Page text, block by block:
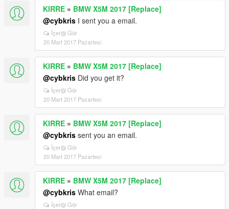
KIRRE » BMW X5M 2017 [Replace]
@cybkris I sent you a email.
İçeriği Gör
20 Mart 2017 Pazartesi
KIRRE » BMW X5M 2017 [Replace]
@cybkris Did you get it?
İçeriği Gör
20 Mart 2017 Pazartesi
KIRRE » BMW X5M 2017 [Replace]
@cybkris sent you an email.
İçeriği Gör
20 Mart 2017 Pazartesi
KIRRE » BMW X5M 2017 [Replace]
@cybkris What email?
İçeriği Gör